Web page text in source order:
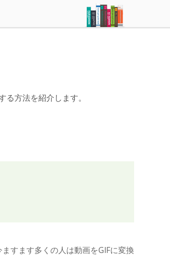
方法を紹介します。
すます多くの人は動画をGIFに変換